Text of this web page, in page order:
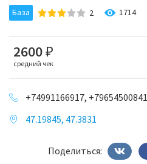
База 2 1714
2600₽
средний чек
+74991166917, +79654500841
47.19845, 47.3831
Поделиться: